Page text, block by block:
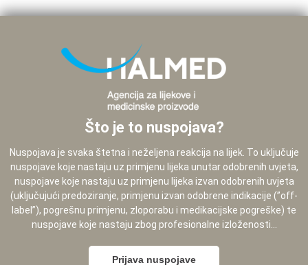
Što je to nuspojava?
Nuspojava je svaka štetna i neželjena reakcija na lijek. To uključuje
nuspojave koje nastaju uz primjenu lijeka unutar odobrenih uvjeta,
nuspojave koje nastaju uz primjenu lijeka izvan odobrenih uvjeta
(uključujući predoziranje, primjenu izvan odobrene indikacije (”off-
label”), pogrešnu primjenu, zloporabu i medikacijske pogreške) te
nuspojave koje nastaju zbog profesionalne izloženosti...
Prijava nuspojave